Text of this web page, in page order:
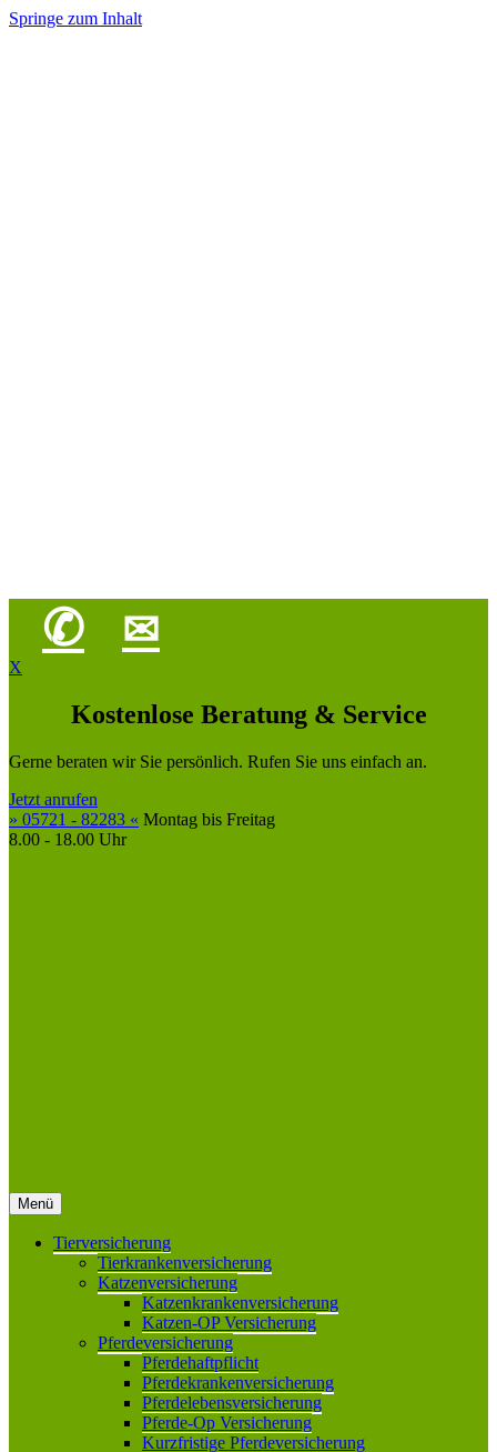
Springe zum Inhalt
✆ ✉
X
Kostenlose Beratung & Service
Gerne beraten wir Sie persönlich. Rufen Sie uns einfach an.
Jetzt anrufen
» 05721 - 82283 « Montag bis Freitag
8.00 - 18.00 Uhr
Menü
Tierversicherung
Tierkrankenversicherung
Katzenversicherung
Katzenkrankenversicherung
Katzen-OP Versicherung
Pferdeversicherung
Pferdehaftpflicht
Pferdekrankenversicherung
Pferdelebensversicherung
Pferde-Op Versicherung
Kurzfristige Pferdeversicherung